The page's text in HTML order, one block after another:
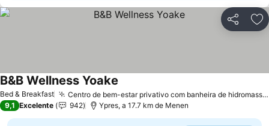
Partilhar
Bed & Breakfast Centro de bem-estar privativo com banheira de hidromassagem ao ar livre
B&B Wellness Yoake
9,1 Excelente 942 Ypres, a 17.7 km de Menen